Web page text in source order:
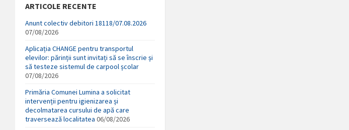
ARTICOLE RECENTE
Anunt colectiv debitori 18118/07.08.2026
07/08/2026
Aplicația CHANGE pentru transportul
elevilor: părinții sunt invitați să se înscrie și
să testeze sistemul de carpool școlar
07/08/2026
Primăria Comunei Lumina a solicitat
intervenții pentru igienizarea și
decolmatarea cursului de apă care
traversează localitatea 06/08/2026